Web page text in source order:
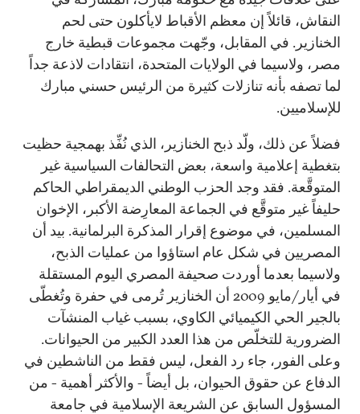
النقاش، قائلاً إن معظم الأقباط لايأكلون حتى لحم
الخنازير. في المقابل، وجّهت مجموعات قبطية خارج
مصر، ولاسيما في الولايات المتحدة، انتقادات لاذعة جداً
لما تصفه بأنه تنازلات كثيرة من الرئيس حسني مبارك
للإسلاميين.
فضلاً عن ذلك، ولّد ذبح الخنازير، الذي نُفِّذ بهمجية حظيت
بتغطية إعلامية واسعة، بعض التحالفات السياسية غير
المتوقَّعة. فقد وجد الحزب الوطني الديمقراطي الحاكم
حليفاً غير متوقَّع في الجماعة المعارِضة الأكبر، الإخوان
المسلمين، في موضوع إقرار المذكرة البرلمانية. بيد أن
المصريين في شكل عام استاؤوا من عمليات الذبح،
ولاسيما بعدما أوردت صحيفة المصري اليوم المستقلة
في أيار/مايو 2009 أن الخنازير تُرمى في حفرة وتُغطّى
بالجير الحي الكيميائي الكاوي، بسبب غياب المنشآت
الضرورية للتخلّص من هذا العدد الكبير من الحيوانات.
وعلى الفور، جاء رد الفعل، ليس فقط من الناشطين في
الدفاع عن حقوق الحيوان، بل أيضاً - والأكثر أهمية - من
المسؤول السابق عن الشريعة الإسلامية في جامعة